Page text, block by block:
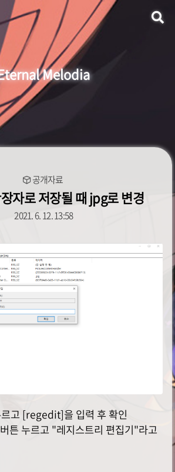
36
27
Melodia
공개자료
자로 저장될 때 jpg로 변경
2021. 6. 12. 13:58
고 [regedit]을 입력 후 확인
튼 누르고 "레지스트리 편집기"라고